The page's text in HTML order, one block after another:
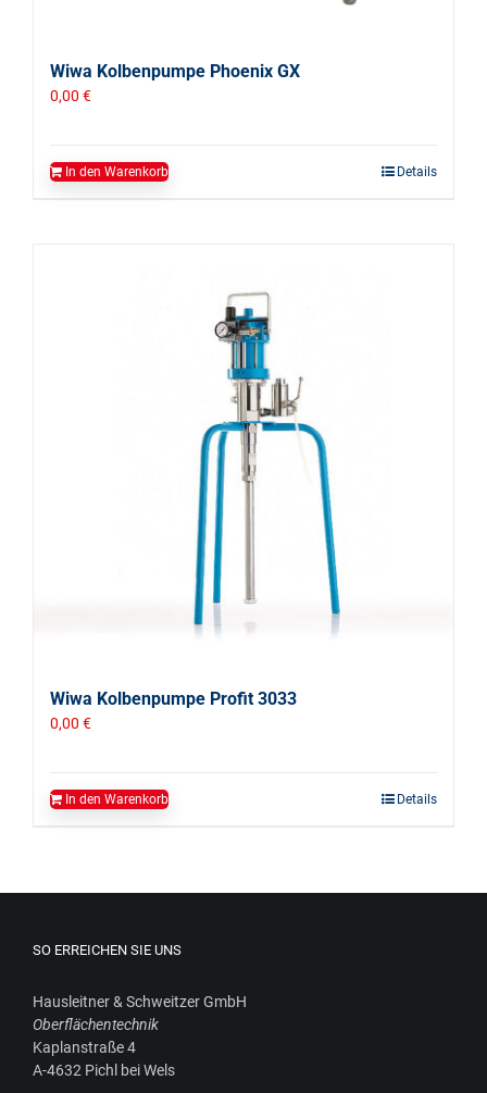
Wiwa Kolbenpumpe Phoenix GX
0,00 €
In den Warenkorb Details
Wiwa Kolbenpumpe Profit 3033
0,00 €
In den Warenkorb Details
SO ERREICHEN SIE UNS
Haus­leit­ner & Schweit­zer GmbH
Ober­flä­chen­tech­nik
Kaplan­stra­ße 4
A‑4632 Pichl bei Wels